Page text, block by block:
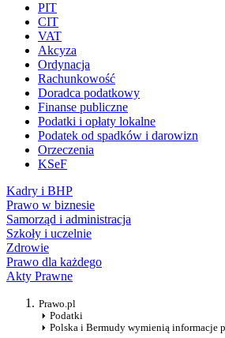
PIT
CIT
VAT
Akcyza
Ordynacja
Rachunkowość
Doradca podatkowy
Finanse publiczne
Podatki i opłaty lokalne
Podatek od spadków i darowizn
Orzeczenia
KSeF
Kadry i BHP
Prawo w biznesie
Samorząd i administracja
Szkoły i uczelnie
Zdrowie
Prawo dla każdego
Akty Prawne
Prawo.pl
Podatki
Polska i Bermudy wymienią informacje